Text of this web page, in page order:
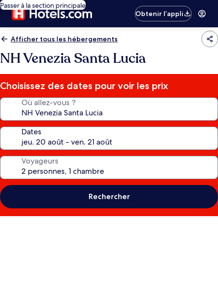
Passer à la section principale
Obtenir l’appli
Afficher tous les hébergements
NH Venezia Santa Lucia
Choisissez des dates pour voir les prix
Où allez-vous ?
Dates
Voyageurs
Rechercher